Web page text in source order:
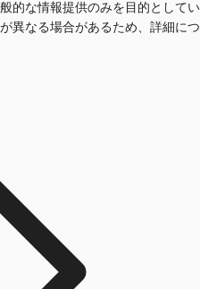
的な情報提供のみを目的としてい
異なる場合があるため、詳細につ